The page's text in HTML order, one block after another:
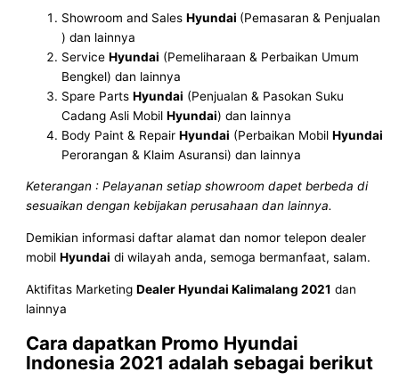
Showroom and SalesHyundai (Pemasaran & Penjualan
) dan lainnya
ServiceHyundai (Pemeliharaan & Perbaikan Umum
Bengkel) dan lainnya
Spare PartsHyundai (Penjualan & Pasokan Suku
Cadang Asli MobilHyundai) dan lainnya
Body Paint & RepairHyundai (Perbaikan MobilHyundai
Perorangan & Klaim Asuransi) dan lainnya
Keterangan : Pelayanan setiap showroom dapet berbeda di
sesuaikan dengan kebijakan perusahaan dan lainnya.
Demikian informasi daftar alamat dan nomor telepon dealer
mobilHyundai di wilayah anda, semoga bermanfaat, salam.
Aktifitas MarketingDealer Hyundai Kalimalang 2021 dan
lainnya
Cara dapatkan Promo Hyundai
Indonesia 2021 adalah sebagai berikut